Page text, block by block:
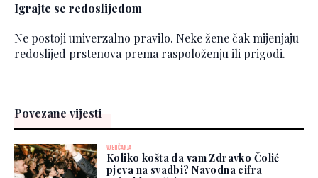
Igrajte se redoslijedom
Ne postoji univerzalno pravilo. Neke žene čak mijenjaju
redoslijed prstenova prema raspoloženju ili prigodi.
Povezane vijesti
VJENČANJA
Koliko košta da vam Zdravko Čolić
pjeva na svadbi? Navodna cifra